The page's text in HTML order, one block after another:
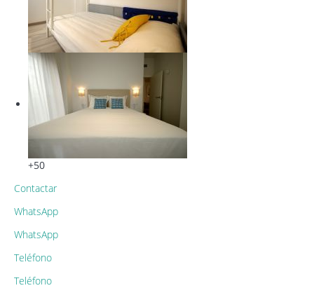
+50
Contactar
WhatsApp
WhatsApp
Teléfono
Teléfono